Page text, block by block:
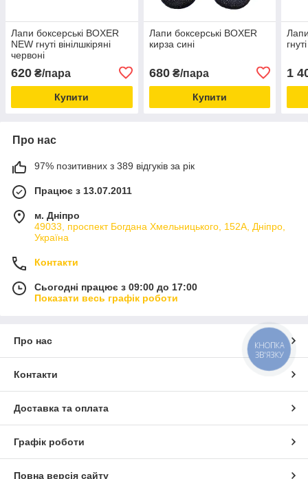
Лапи боксерські BOXER
NEW гнуті вінілшкіряні
червоні
620 ₴/пара
Купити
Лапи боксерські BOXER
кирза сині
680₴/пара
Купити
1
Про нас
97% позитивних з 389 відгуків за рік
Працює з 13.07.2011
м. Дніпро
49033, проспект Богдана Хмельницького, 152А, Дніпро,
Україна
Контакти
Сьогодні працює з 09:00 до 17:00
Показати весь графік роботи
Про нас
Контакти
Доставка та оплата
Графік роботи
Повна версія сайту
КНОПКА
ЗВ'ЯЗКУ